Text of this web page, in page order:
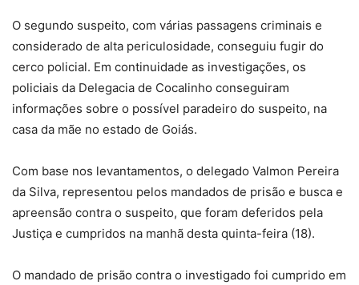
O segundo suspeito, com várias passagens criminais e
considerado de alta periculosidade, conseguiu fugir do
cerco policial. Em continuidade as investigações, os
policiais da Delegacia de Cocalinho conseguiram
informações sobre o possível paradeiro do suspeito, na
casa da mãe no estado de Goiás.
Com base nos levantamentos, o delegado Valmon Pereira
da Silva, representou pelos mandados de prisão e busca e
apreensão contra o suspeito, que foram deferidos pela
Justiça e cumpridos na manhã desta quinta-feira (18).
O mandado de prisão contra o investigado foi cumprido em